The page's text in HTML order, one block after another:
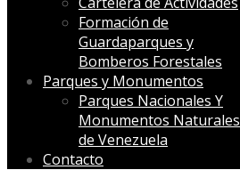
Formación de
Guardaparques y
Bomberos Forestales
Parques y Monumentos
Parques Nacionales Y
Monumentos Naturales
de Venezuela
Contacto